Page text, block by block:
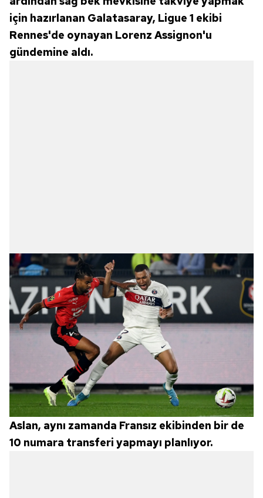
için hazırlanan Galatasaray, Ligue 1 ekibi
Rennes'de oynayan Lorenz Assignon'u
gündemine aldı.
Aslan, aynı zamanda Fransız ekibinden bir de
10 numara transferi yapmayı planlıyor.